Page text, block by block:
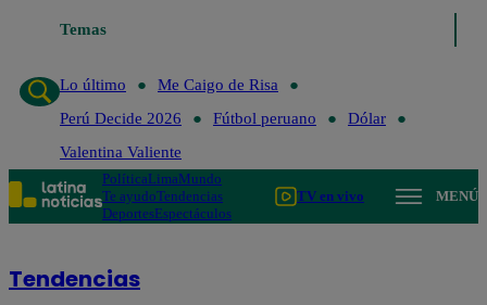
Temas
Lo último Me Caigo de Risa
Lo último
Me Caigo de Risa
Perú Decide 2026
Fútbol peruano
Dólar
Valentina Valiente
PolíticaLimaMundo
Te ayudoTendencias
DeportesEspectáculos
TV en vivo MENÚ
Tendencias